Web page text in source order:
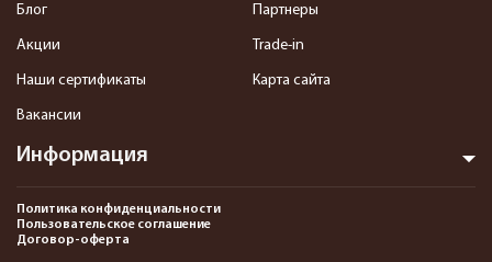
Информация
Блог
Акции
Наши сертификаты
Вакансии
Партнеры
Trade-in
Карта сайта
Политика конфиденциальности
Пользовательское соглашение
Договор-оферта